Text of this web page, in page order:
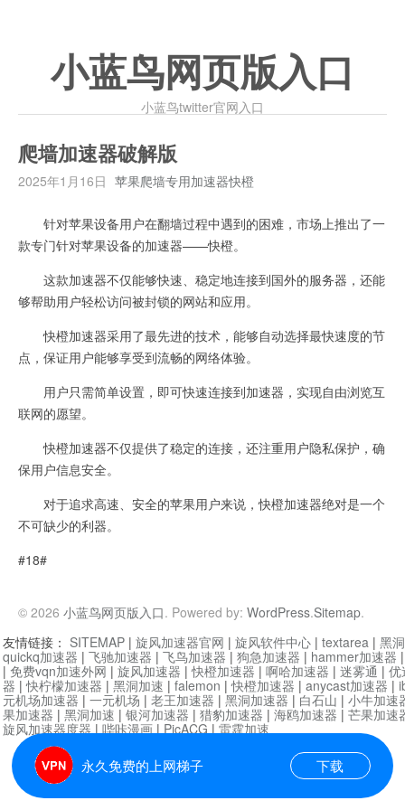
小蓝鸟网页版入口
小蓝鸟twitter官网入口
爬墙加速器破解版
2025年1月16日 苹果爬墙专用加速器快橙
针对苹果设备用户在翻墙过程中遇到的困难，市场上推出了一
款专门针对苹果设备的加速器——快橙。
这款加速器不仅能够快速、稳定地连接到国外的服务器，还能
够帮助用户轻松访问被封锁的网站和应用。
快橙加速器采用了最先进的技术，能够自动选择最快速度的节
点，保证用户能够享受到流畅的网络体验。
用户只需简单设置，即可快速连接到加速器，实现自由浏览互
联网的愿望。
快橙加速器不仅提供了稳定的连接，还注重用户隐私保护，确
保用户信息安全。
对于追求高速、安全的苹果用户来说，快橙加速器绝对是一个
不可缺少的利器。
#18#
© 2026 小蓝鸟网页版入口. Powered by: WordPress.Sitemap.
永久免费的上网梯子 下载
友情链接： SITEMAP | 旋风加速器官网 | 旋风软件中心 | textarea | 黑
quickq加速器 | 飞驰加速器 | 飞鸟加速器 | 狗急加速器 | hammer加速器
| 免费vqn加速外网 | 旋风加速器 |快橙加速器 | 啊哈加速器 | 迷雾通 | 优
器 |快柠檬加速器 | 黑洞加速 | falemon |快橙加速器 | anycast加速器 |
元机场加速器 | 一元机场 | 老王加速器 | 黑洞加速器 | 白石山 | 小牛加速
果加速器 | 黑洞加速 | 银河加速器 | 猎豹加速器 | 海鸥加速器 | 芒果加速
旋风加速器度器|哔咔漫画|PicACG|雷霆加速